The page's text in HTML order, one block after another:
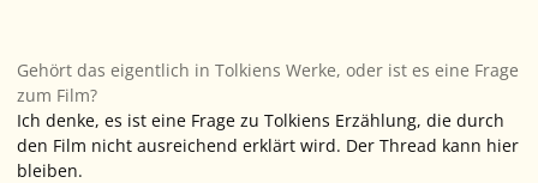
Gehört das eigentlich in Tolkiens Werke, oder ist es eine Frage
zum Film?
Ich denke, es ist eine Frage zu Tolkiens Erzählung, die durch
den Film nicht ausreichend erklärt wird. Der Thread kann hier
bleiben.